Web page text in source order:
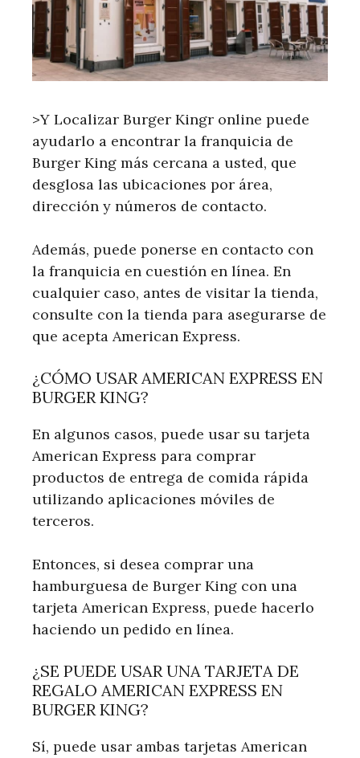
>Y Localizar Burger Kingr online puede
ayudarlo a encontrar la franquicia de
Burger King más cercana a usted, que
desglosa las ubicaciones por área,
dirección y números de contacto.
Además, puede ponerse en contacto con
la franquicia en cuestión en línea. En
cualquier caso, antes de visitar la tienda,
consulte con la tienda para asegurarse de
que acepta American Express.
¿CÓMO USAR AMERICAN EXPRESS EN
BURGER KING?
En algunos casos, puede usar su tarjeta
American Express para comprar
productos de entrega de comida rápida
utilizando aplicaciones móviles de
terceros.
Entonces, si desea comprar una
hamburguesa de Burger King con una
tarjeta American Express, puede hacerlo
haciendo un pedido en línea.
¿SE PUEDE USAR UNA TARJETA DE
REGALO AMERICAN EXPRESS EN
BURGER KING?
Sí, puede usar ambas tarjetas American